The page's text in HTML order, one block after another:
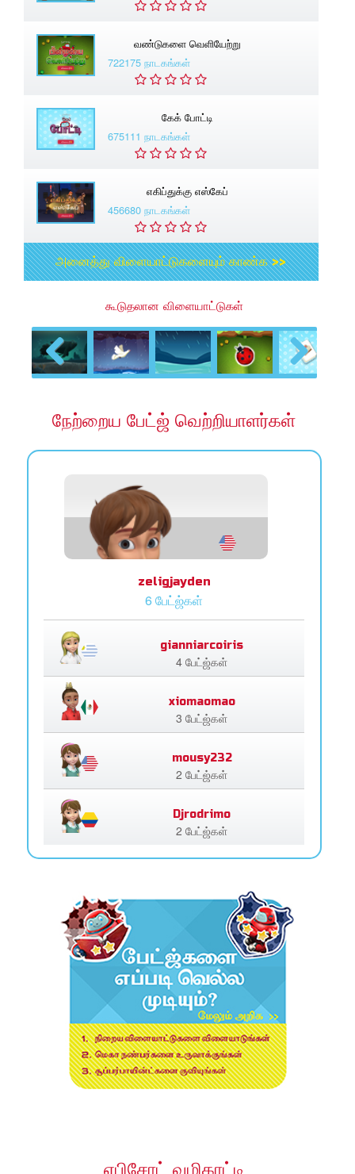
வண்டுகளை வெளியேற்று
722175 நாடகங்கள்
கேக் போட்டி
675111 நாடகங்கள்
எகிப்துக்கு எஸ்கேப்
456680 நாடகங்கள்
அனைத்து விளையாட்டுகளையும் காண்க >>
கூடுதலான விளையாட்டுகள்
Previous Next
நேற்றைய பேட்ஜ் வெற்றியாளர்கள்
zeligjayden
6 பேட்ஜ்கள்
gianniarcoiris
4 பேட்ஜ்கள்
xiomaomao
3 பேட்ஜ்கள்
mousy232
2 பேட்ஜ்கள்
Djrodrimo
2 பேட்ஜ்கள்
எபிசோட் வழிகாட்டி